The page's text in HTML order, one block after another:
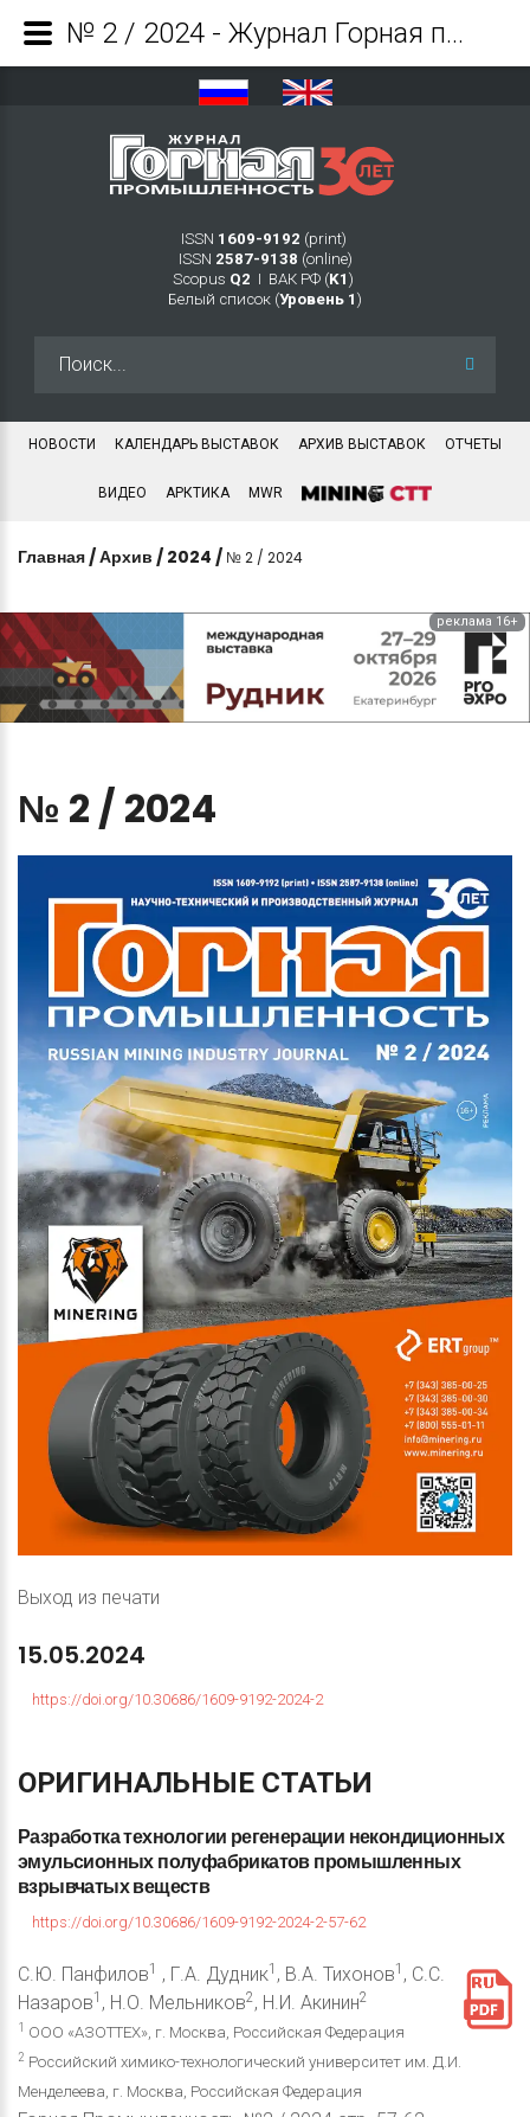
ISSN 1609-9192 (print)
ISSN 2587-9138 (online)
Scopus Q2 Ι ВАК РФ (K1 )
Белый список (Уровень 1 )
НОВОСТИ КАЛЕНДАРЬ ВЫСТАВОК АРХИВ ВЫСТАВОК ОТЧЕТЫ
ВИДЕО АРКТИКА MWR
Главная /Архив / 2024 / № 2 / 2024
реклама 16+
№ 2 / 2024
Выход из печати
15.05.2024
https://doi.org/10.30686/1609-9192-2024-2
ОРИГИНАЛЬНЫЕ СТАТЬИ
Разработкатехнологии регенерации некондиционных
эмульсионныхполуфабрикатовпромышленных
взрывчатыхвеществ
https://doi.org/10.30686/1609-9192-2024-2-57-62
С.Ю. Панфилов1 , Г.А. Дудник1 , В.А. Тихонов1 , С.С.
Назаров1 , Н.О. Мельников2, Н.И. Акинин2
1 ООО «АЗОТТЕХ», г. Москва, Российская Федерация
2 Российский химико-технологический университет им. Д.И.
Менделеева, г. Москва, Российская Федерация
№ 2 / 2024 - Журнал Горная промышленность